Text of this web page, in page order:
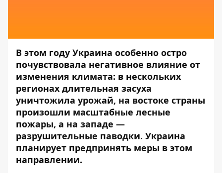
В этом году Украина особенно остро
почувствовала негативное влияние от
изменения климата: в нескольких
регионах длительная засуха
уничтожила урожай, на востоке страны
произошли масштабные лесные
пожары, а на западе —
разрушительные паводки. Украина
планирует предпринять меры в этом
направлении.